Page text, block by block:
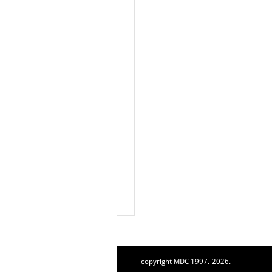
copyright MDC 1997.-2026.